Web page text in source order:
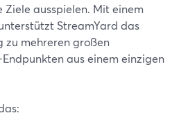
ausspielen. Mit einem
StreamYard das
zu mehreren großen
aus einem einzigen